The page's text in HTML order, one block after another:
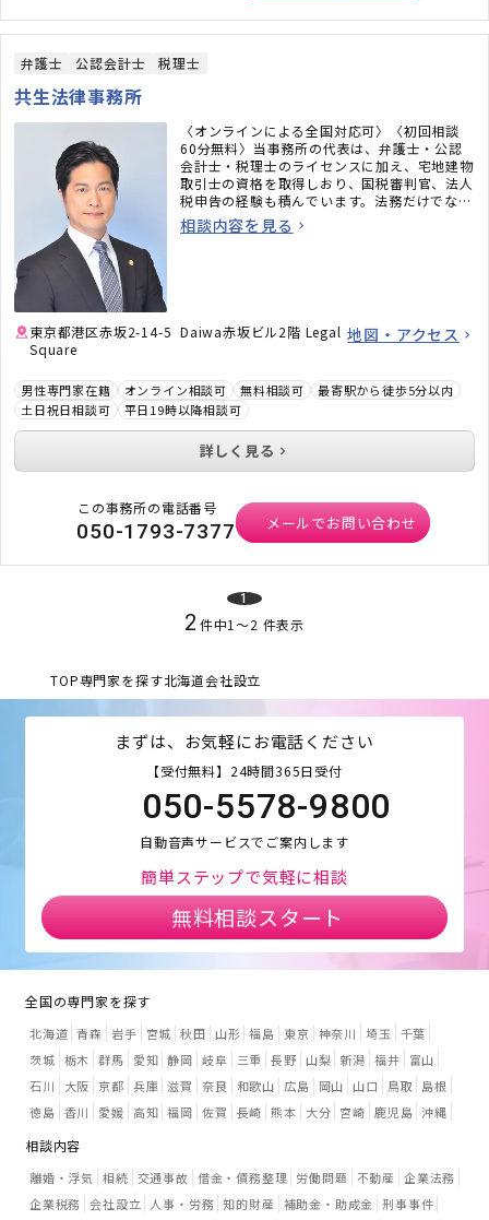
弁護士 公認会計士 税理士
共生法律事務所
〈オンラインによる全国対応可〉〈初回相談
60分無料〉当事務所の代表は、弁護士・公認
会計士・税理士のライセンスに加え、宅地建物
取引士の資格を取得しおり、国税審判官、法人
税申告の経験も積んでいます。法務だけでな
く、税務のことまで考えた包括的なサポートを
ご提供いたします。不動産・相続でお困りの
相談内容を見る
東京都港区赤坂2-14-5 Daiwa赤坂ビル2階 Legal
Square
地図・アクセス
男性専門家在籍 オンライン相談可 無料相談可
最寄駅から徒歩5分以内
土日祝日相談可
平日19時以降相談可
詳しく見る
この事務所の電話番号
050-1793-7377 メールでお問い合わせ
1
2 件中1〜2 件表示
TOP専門家を探す北海道会社設立
まずは、お気軽にお電話ください
【受付無料】24時間365日受付
050-5578-9800
自動音声サービスでご案内します
簡単ステップで気軽に相談
無料相談スタート
全国の専門家を探す
北海道 青森 岩手 宮城 秋田 山形 福島 東京 神奈川 埼玉
千葉
茨城 栃木 群馬 愛知 静岡 岐阜 三重 長野 山梨 新潟 福井
富山
石川
大阪 京都 兵庫 滋賀 奈良 和歌山 広島 岡山 山口 鳥取
島根
徳島 香川 愛媛 高知 福岡 佐賀 長崎 熊本 大分 宮崎 鹿児島 沖縄
相談内容
離婚・浮気 相続 交通事故 借金・債務整理 労働問題 不動産 企業法務
企業税務 会社設立 人事・労務 知的財産 補助金・助成金 刑事事件